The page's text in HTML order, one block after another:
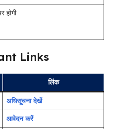
होगी
Links
लिंक
अधिसूचना देखें
आवेदन करें